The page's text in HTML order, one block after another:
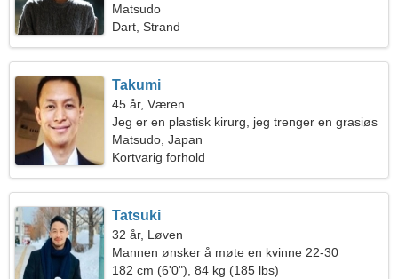
Matsudo
Dart, Strand
Takumi
45 år, Væren
Jeg er en plastisk kirurg, jeg trenger en grasiøs
kvinne
Matsudo, Japan
Kortvarig forhold
Tatsuki
32 år, Løven
Mannen ønsker å møte en kvinne 22-30
182 cm (6'0"), 84 kg (185 lbs)